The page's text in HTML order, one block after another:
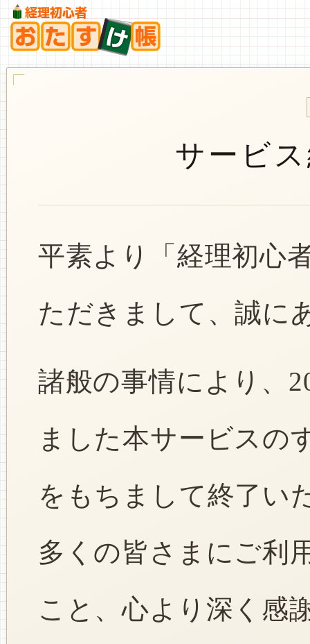
サービ
平素より「経理初心
ただきまして、誠に
諸般の事情により、
ました本サービスの
をもちまして終了い
多くの皆さまにご利
こと、心より深く感